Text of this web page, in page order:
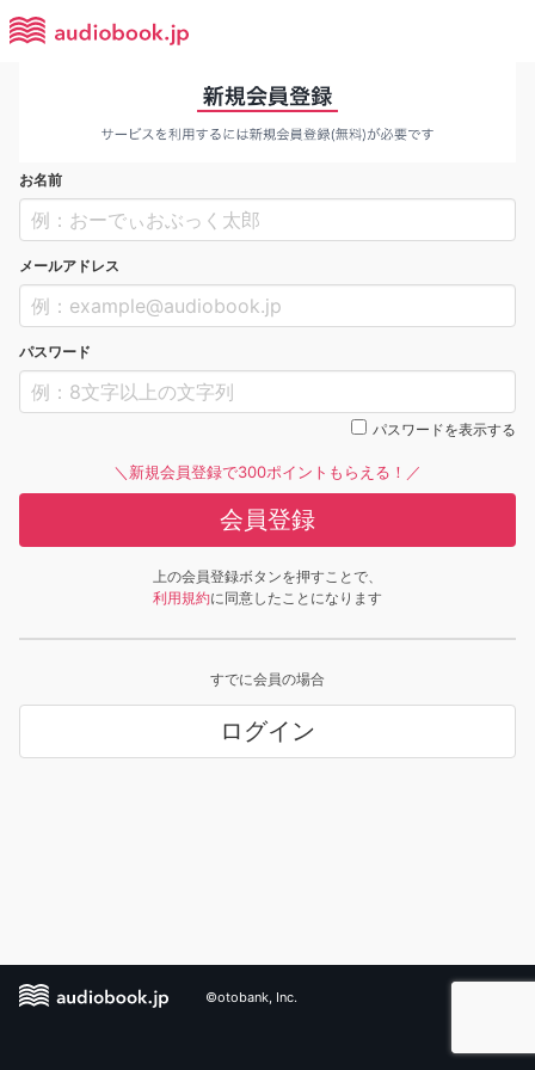
お名前
メールアドレス
パスワード
パスワードを表示する
＼新規会員登録で300ポイントもらえる！／
会員登録
上の会員登録ボタンを押すことで、
利用規約に同意したことになります
すでに会員の場合
ログイン
©otobank, Inc.